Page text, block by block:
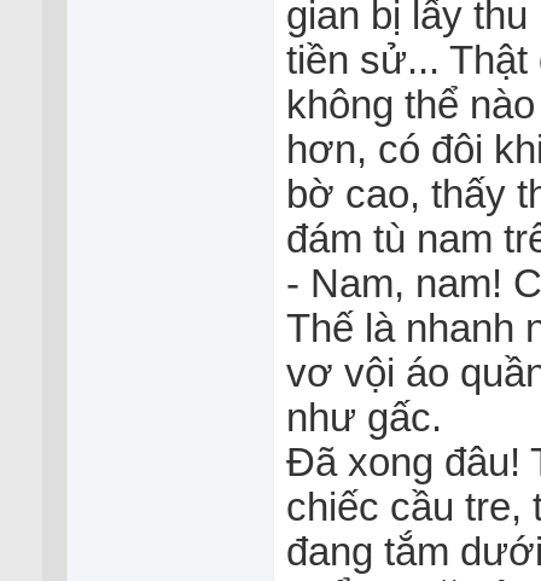
gian bị lấy
tiền sử...
không thể
hơn, có đôi
bờ cao, thấy
đám tù nam
- Nam, nam!
Thế là nhanh
vơ vội áo
như gấc.
Đã xong đâu!
chiếc cầu tre,
đang tắm